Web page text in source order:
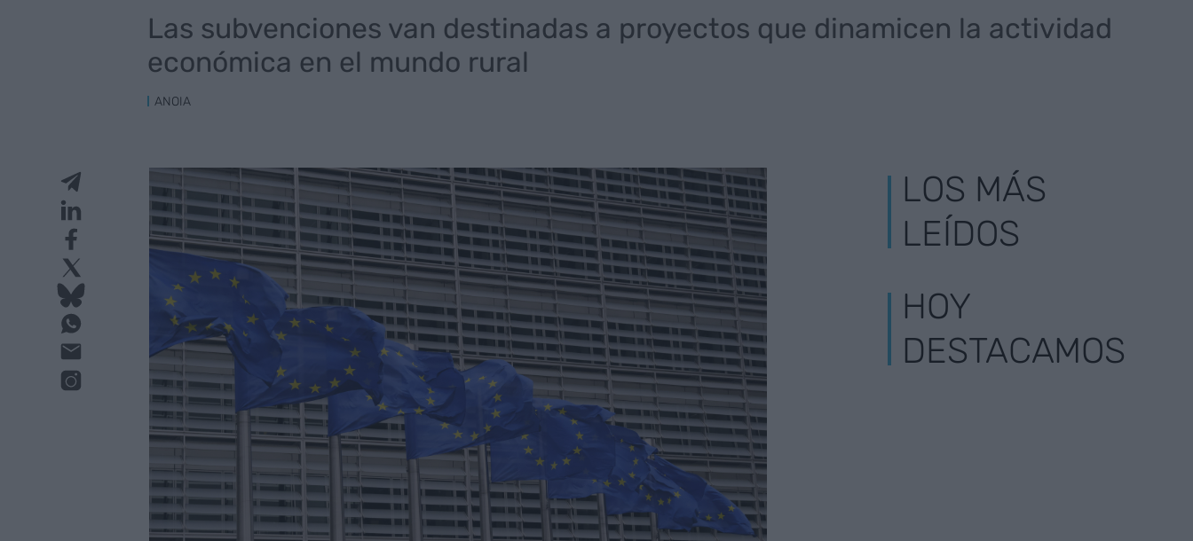
Las subvenciones van destinadas a proyectos que dinamicen la actividad
económica en el mundo rural
ANOIA
LOS MÁS
LEÍDOS
HOY
DESTACAMOS